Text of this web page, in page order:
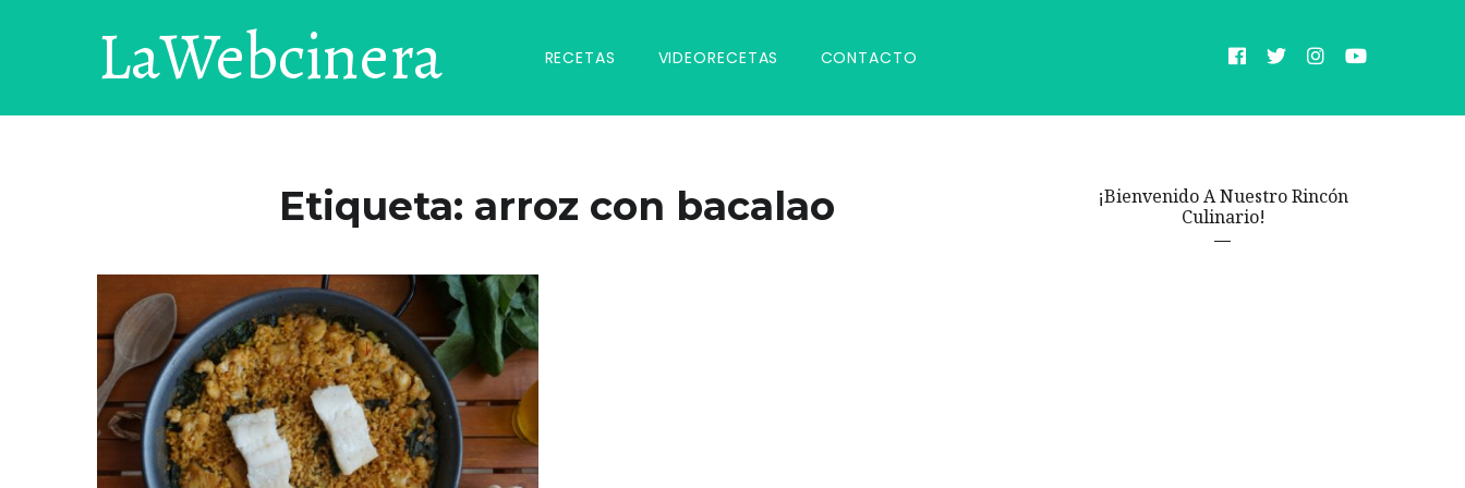
LaWebcinera RECETAS VIDEORECETAS CONTACTO
Etiqueta: arroz con bacalao
¡Bienvenido A Nuestro Rincón
Culinario!